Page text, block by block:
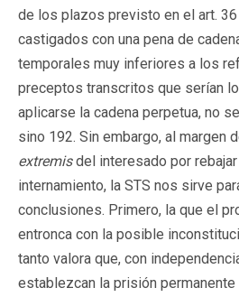
de los plazos previsto en el art.
castigados con una pena de
temporales muy inferiores a los
preceptos transcritos que serían
aplicarse la cadena perpetua, no
sino 192. Sin embargo, al margen
extremisdel interesado por
internamiento, la STS nos sirve
conclusiones. Primero, la que el
entronca con la posible
tanto valora que, con
establezcan la prisión